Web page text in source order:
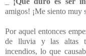
amigos! ¡Me siento muy
Por aquel entonces
de lluvia y las altas
incendios, lo que